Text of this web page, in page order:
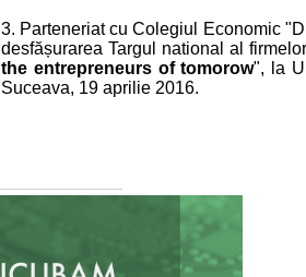
3. Parteneriat cu Colegiul Economic
desfășurarea Targul national al
the entrepreneurs of tomorow", la
Suceava, 19 aprilie 2016.